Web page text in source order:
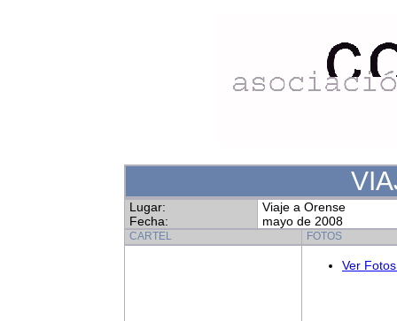
Lugar:
Fecha:
Viaje a Orense
mayo de 2008
CARTEL FOTOS
Ver